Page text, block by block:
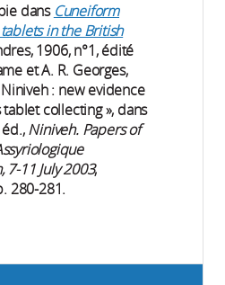
dans Cuneiform
in the British
1906, n°1, édité
et A. R. Georges,
: new evidence
collecting », dans
Niniveh. Papers of
7-11 July 2003,
280-281.